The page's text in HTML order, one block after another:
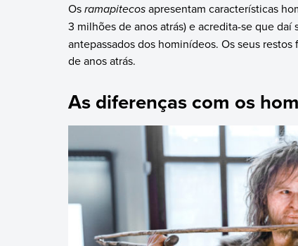
Osramapitecosapresentam características
3 milhões de anos atrás) e acredita-se que daí
antepassados dos hominídeos. Os seus
de anos atrás.
As diferenças com os